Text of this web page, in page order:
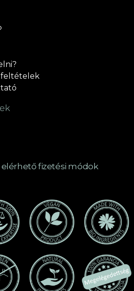
feltételek
fizetési módok